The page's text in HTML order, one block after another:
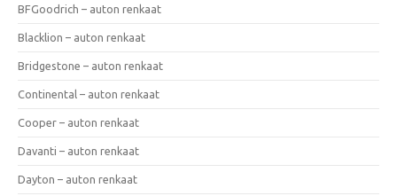
BFGoodrich – auton renkaat
Blacklion – auton renkaat
Bridgestone – auton renkaat
Continental – auton renkaat
Cooper – auton renkaat
Davanti – auton renkaat
Dayton – auton renkaat